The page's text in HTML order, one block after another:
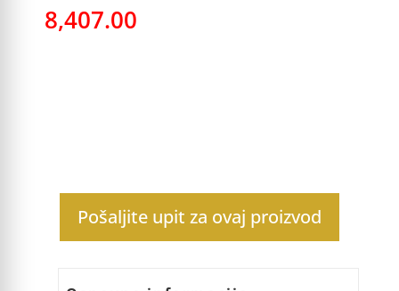
8,407.00
Pošaljite upit za ovaj proizvod